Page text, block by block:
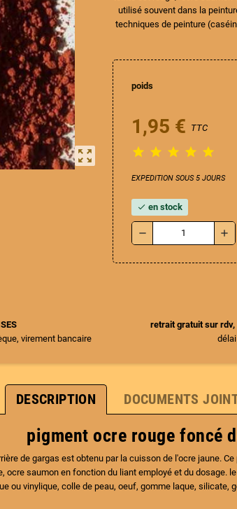
zoom_out_map
utilisé souvent dans la
techniques de peinture
poids
1,95 € TTC
    
EXPEDITION SOUS 5 JOURS
check en stock
remove add
virement bancaire
retrait gratuit sur
DESCRIPTION DOCUMENTS
pigment ocre rouge foncé
de gargas est obtenu par la cuisson de l'ocre jaune.
ocre saumon en fonction du liant employé et du
ou vinylique, colle de peau, oeuf, gomme laque,